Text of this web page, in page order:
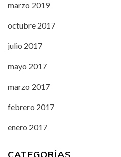
marzo 2019
octubre 2017
julio 2017
mayo 2017
marzo 2017
febrero 2017
enero 2017